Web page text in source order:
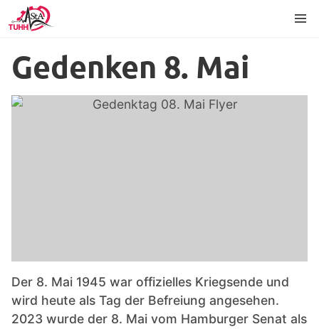
Gedenken 8. Mai
Der 8. Mai 1945 war offizielles Kriegsende und
wird heute als Tag der Befreiung angesehen.
2023 wurde der 8. Mai vom Hamburger Senat als